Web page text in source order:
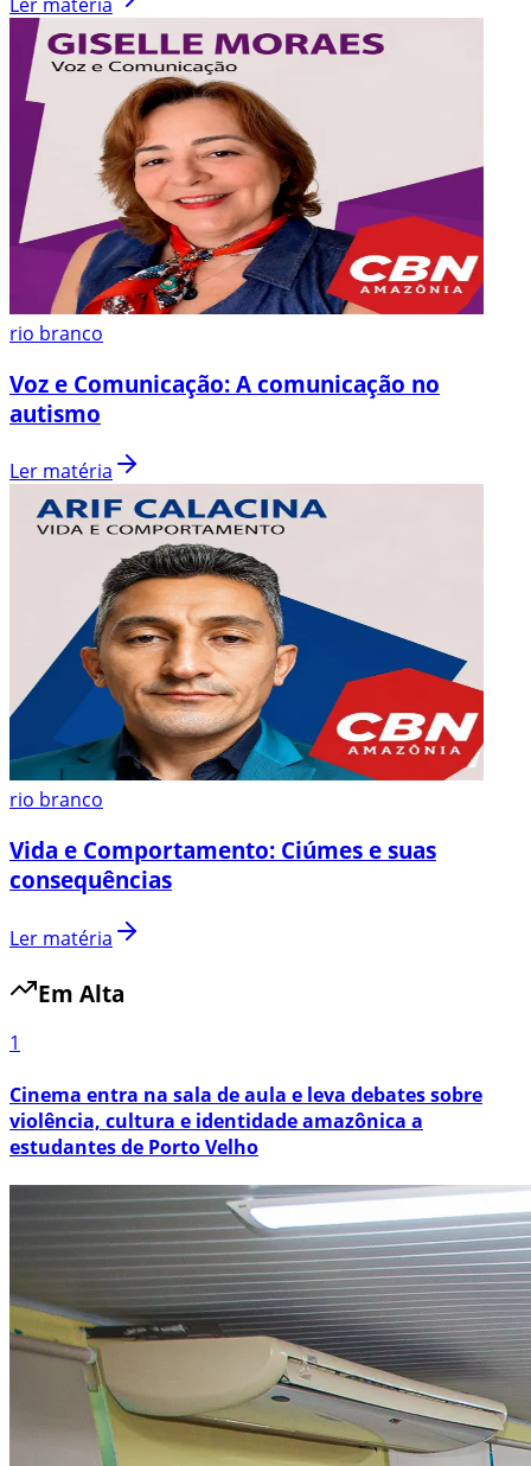
rio branco
Voz e Comunicação: A comunicação no
autismo
Ler matéria
rio branco
Vida e Comportamento: Ciúmes e suas
consequências
Ler matéria
Em Alta
1
Cinema entra na sala de aula e leva debates sobre
violência, cultura e identidade amazônica a
estudantes de Porto Velho